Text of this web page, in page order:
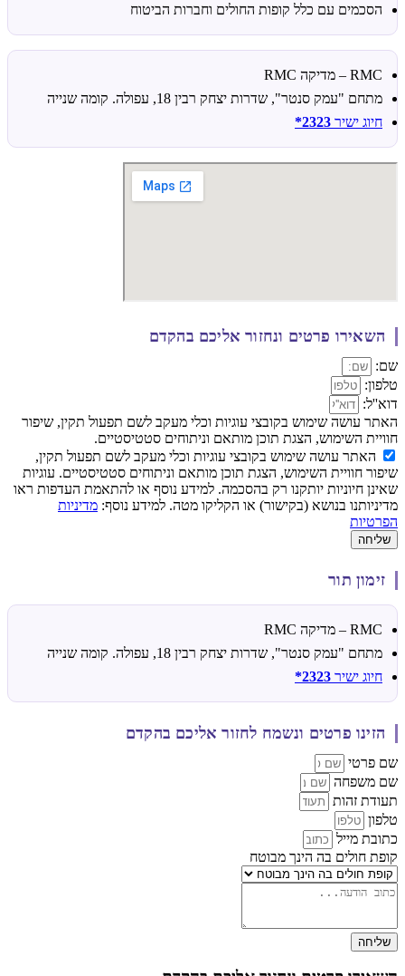
הסכמים עם כלל קופות החולים וחברות הביטוח
RMC – מדיקה RMC
מתחם "עמק סנטר", שדרות יצחק רבין 18, עפולה. קומה שנייה
חיוג ישיר 2323*
השאירו פרטים ונחזור אליכם בהקדם​
שם:
טלפון:
דוא''ל:
האתר עושה שימוש בקובצי עוגיות וכלי מעקב לשם תפעול תקין, שיפור
חוויית השימוש, הצגת תוכן מותאם וניתוחים סטטיסטיים.
האתר עושה שימוש בקובצי עוגיות וכלי מעקב לשם תפעול תקין,
שיפור חוויית השימוש, הצגת תוכן מותאם וניתוחים סטטיסטיים. עוגיות
שאינן חיוניות יותקנו רק בהסכמה. למידע נוסף או להתאמת העדפות ראו
מדיניותנו בנושא (בקישור) או הקליקו מטה. למידע נוסף: מדיניות
הפרטיות
שליחה
זימון תור
RMC – מדיקה RMC
מתחם "עמק סנטר", שדרות יצחק רבין 18, עפולה. קומה שנייה
חיוג ישיר 2323*
הזינו פרטים ונשמח לחזור אליכם בהקדם
שם פרטי
שם משפחה
תעודת זהות
טלפון
כתובת מייל
קופת חולים בה הינך מבוטח
שליחה